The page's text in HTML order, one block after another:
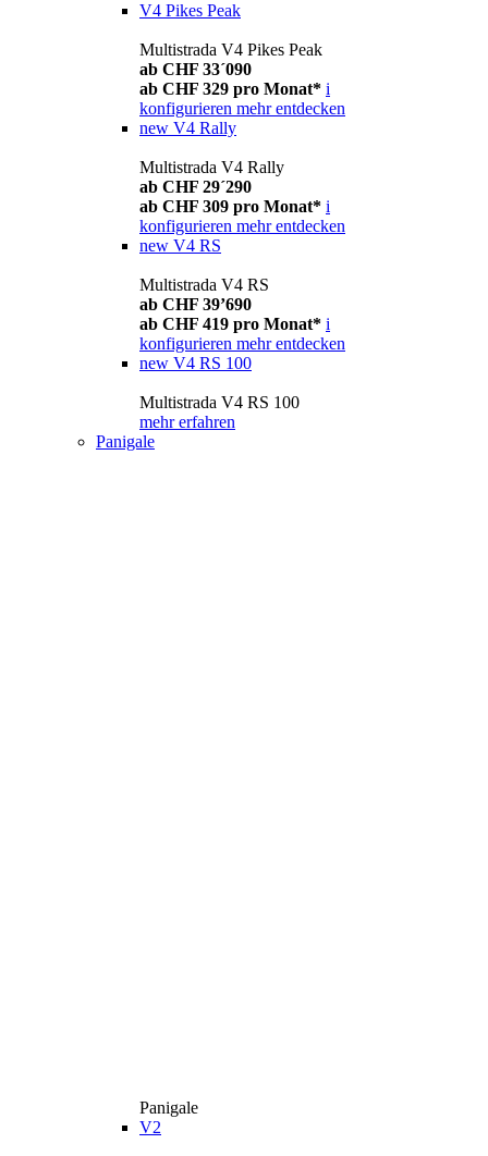
V4 Pikes Peak
Multistrada V4 Pikes Peak
ab CHF 33´090
ab CHF 329 pro Monat* i
konfigurieren mehr entdecken
new V4 Rally
Multistrada V4 Rally
ab CHF 29´290
ab CHF 309 pro Monat* i
konfigurieren mehr entdecken
new V4 RS
Multistrada V4 RS
ab CHF 39’690
ab CHF 419 pro Monat* i
konfigurieren mehr entdecken
new V4 RS 100
Multistrada V4 RS 100
mehr erfahren
Panigale
Panigale
V2